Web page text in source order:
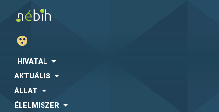
HIVATAL
AKTUÁLIS
ÁLLAT
ÉLELMISZER